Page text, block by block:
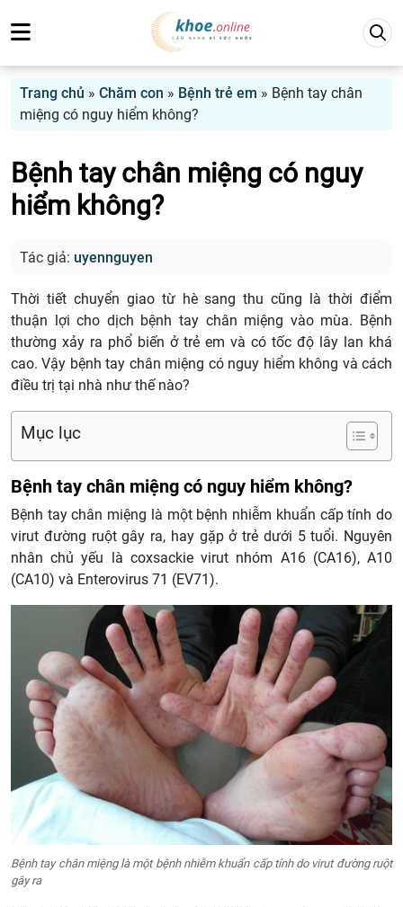
Trang chủ » Chăm con » Bệnh trẻ em » Bệnh tay chân
miệng có nguy hiểm không?
Bệnh tay chân miệng có nguy
hiểm không?
Tác giả: uyennguyen
Thời tiết chuyển giao từ hè sang thu cũng là thời điểm
thuận lợi cho dịch bệnh tay chân miệng vào mùa. Bệnh
thường xảy ra phổ biến ở trẻ em và có tốc độ lây lan khá
cao. Vậy bệnh tay chân miệng có nguy hiểm không và cách
điều trị tại nhà như thế nào?
Mục lục
Bệnh tay chân miệng có nguy hiểm không?
Bệnh tay chân miệng là một bệnh nhiễm khuẩn cấp tính do
virut đường ruột gây ra, hay gặp ở trẻ dưới 5 tuổi. Nguyên
nhân chủ yếu là coxsackie virut nhóm A16 (CA16), A10
(CA10) và Enterovirus 71 (EV71).
Bệnh tay chân miệng là một bệnh nhiễm khuẩn cấp tính do virut đường ruột
gây ra